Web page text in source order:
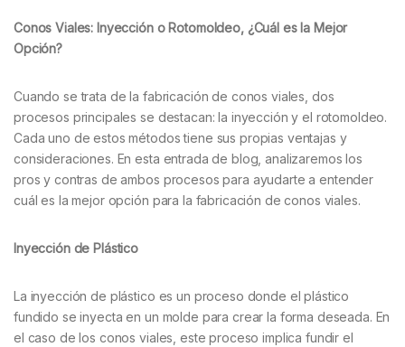
Conos Viales: Inyección o Rotomoldeo, ¿Cuál es la Mejor
Opción?
Cuando se trata de la fabricación de conos viales, dos
procesos principales se destacan: la inyección y el rotomoldeo.
Cada uno de estos métodos tiene sus propias ventajas y
consideraciones. En esta entrada de blog, analizaremos los
pros y contras de ambos procesos para ayudarte a entender
cuál es la mejor opción para la fabricación de conos viales.
Inyección de Plástico
La inyección de plástico es un proceso donde el plástico
fundido se inyecta en un molde para crear la forma deseada. En
el caso de los conos viales, este proceso implica fundir el